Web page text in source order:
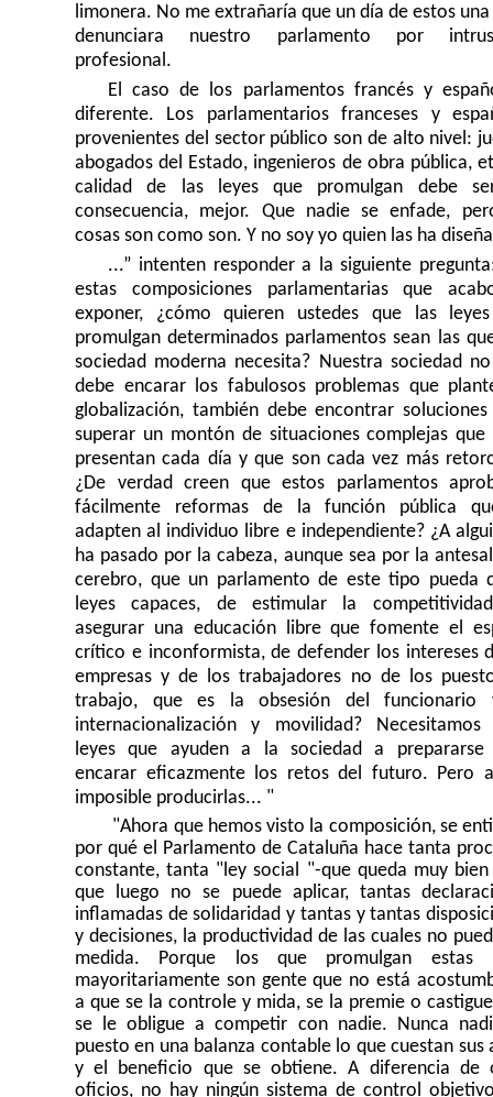
limonera. No me extrañaría que un día de estos una
denunciara nuestro parlamento por
profesional.
El caso de los parlamentos francés y
diferente. Los parlamentarios franceses y
provenientes del sector público son de alto nivel:
abogados del Estado, ingenieros de obra pública,
calidad de las leyes que promulgan debe
consecuencia, mejor. Que nadie se enfade,
cosas son como son. Y no soy yo quien las ha
...” intenten responder a la siguiente
estas composiciones parlamentarias que
exponer, ¿cómo quieren ustedes que las
promulgan determinados parlamentos sean las
sociedad moderna necesita? Nuestra sociedad
debe encarar los fabulosos problemas que
globalización, también debe encontrar
superar un montón de situaciones complejas que
presentan cada día y que son cada vez más
¿De verdad creen que estos parlamentos
fácilmente reformas de la función pública
adapten al individuo libre e independiente?¿A
ha pasado por la cabeza, aunque sea por la
cerebro, que un parlamento de este tipo pueda
leyes capaces, de estimular la
asegurar una educación libre que fomente el
crítico e inconformista, de defender los intereses
empresas y de los trabajadores no de los
trabajo, que es la obsesión del funcionario
internacionalización y movilidad? Necesitamos
leyes que ayuden a la sociedad a prepararse
encarar eficazmente los retos del futuro. Pero
imposible producirlas... "
"Ahora que hemos visto la composición, se
por qué el Parlamento de Cataluña hace tanta
constante, tanta "ley social "-que queda muy
que luego no se puede aplicar, tantas
inflamadas de solidaridad y tantas y tantas
y decisiones, la productividad de las cuales no
medida. Porque los que promulgan estas
mayoritariamente son gente que no está
a que se la controle y mida, se la premie o
se le obligue a competir con nadie. Nunca
puesto en una balanza contable lo que cuestan sus
y el beneficio que se obtiene. A diferencia de
oficios, no hay ningún sistema de control